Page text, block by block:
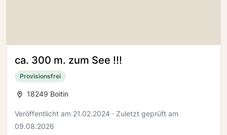
ca. 300 m. zum See !!!
Provisionsfrei
18249 Boitin
Veröffentlicht am 21.02.2024 · Zuletzt geprüft am
09.08.2026